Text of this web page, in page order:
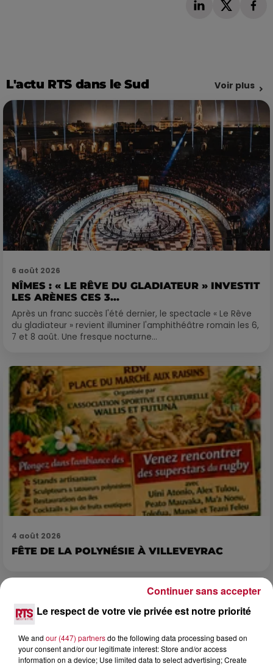
L'actu RTS dans le Sud Voir plus
6 août 2026
NÎMES : « LE RÊVE DU GLADIATEUR » INVESTIT
LES ARÈNES CES 3...
Après un franc succès l'été dernier, le spectacle « Le Rêve
du gladiateur » revient illuminer l'amphithéâtre romain les 6,
7 et 8 août. Une fresque nocturne...
4 août 2026
FÊTE DE LA POLYNÉSIE À VILLEVEYRAC
Le respect de votre vie privée est notre priorité
We and our (447) partnersdo the following data processing based on
your consent and/or our legitimate interest: Store and/or access
information on a device; Use limited data to select advertising; Create
Continuer sans accepter